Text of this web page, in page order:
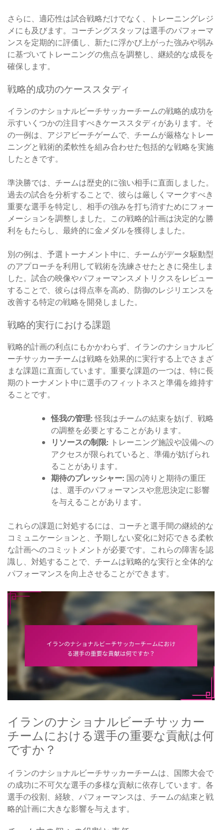
さらに、適応性は試合戦略だけでなく、トレーニングレジ
メにも及びます。コーチングスタッフは選手のパフォーマ
ンスを定期的に評価し、新たに浮かび上がった強みや弱み
に基づいてトレーニングの焦点を調整し、継続的な成長を
確保します。
戦略的成功のケーススタディ
イランのナショナルビーチサッカーチームの戦略的成功を
示すいくつかの注目すべきケーススタディがあります。そ
の一例は、アジアビーチゲームで、チームが厳格なトレー
ニングと戦術的柔軟性を組み合わせた包括的な戦略を実施
したときです。
準決勝では、チームは歴史的に強い相手に直面しました。
過去の試合を分析することで、彼らは厳しくマークすべき
重要な選手を特定し、相手の強みを打ち消すためにフォー
メーションを調整しました。この戦略的計画は決定的な勝
利をもたらし、最終的に金メダルを獲得しました。
別の例は、予選トーナメント中に、チームがデータ駆動型
のアプローチを利用して戦術を洗練させたときに発生しま
した。試合の映像やパフォーマンスメトリクスをレビュー
することで、彼らは得点率を高め、防御のレジリエンスを
改善する特定の戦略を開発しました。
戦略的実行における課題
戦略的計画の利点にもかかわらず、イランのナショナルビ
ーチサッカーチームは戦略を効果的に実行する上でさまざ
まな課題に直面しています。重要な課題の一つは、特に長
期のトーナメント中に選手のフィットネスと準備を維持す
ることです。
怪我の管理:怪我はチームの結束を妨げ、戦略
の調整を必要とすることがあります。
リソースの制限: トレーニング施設や設備への
アクセスが限られていると、準備が妨げられ
ることがあります。
期待のプレッシャー: 国の誇りと期待の重圧
は、選手のパフォーマンスや意思決定に影響
を与えることがあります。
これらの課題に対処するには、コーチと選手間の継続的な
コミュニケーションと、予期しない変化に対応できる柔軟
な計画へのコミットメントが必要です。これらの障害を認
識し、対処することで、チームは戦略的な実行と全体的な
パフォーマンスを向上させることができます。
イランのナショナルビーチサッカー
チームにおける選手の重要な貢献は何
ですか？
イランのナショナルビーチサッカーチームは、国際大会で
の成功に不可欠な選手の多様な貢献に依存しています。各
選手の役割、経験、パフォーマンスは、チームの結束と戦
略的計画に大きな影響を与えます。